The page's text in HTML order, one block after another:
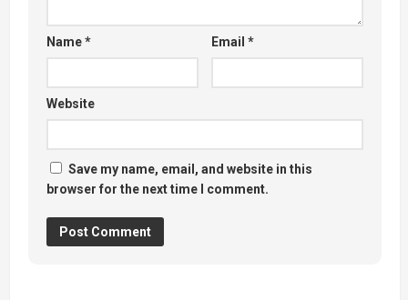
Name* Email *
Website
Save my name, email, and website in this
browser for the next time I comment.